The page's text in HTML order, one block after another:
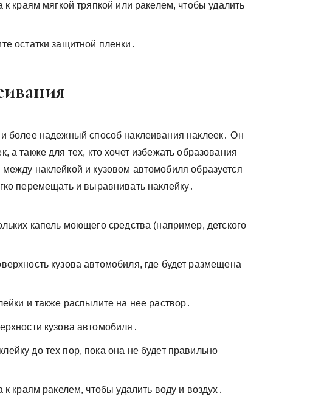
к краям мягкой тряпкой или ракелем, чтобы удалить
остатки защитной пленки․
более надежный способ наклеивания наклеек․ Он
а также для тех, кто хочет избежать образования
наклейкой и кузовом автомобиля образуется
перемещать и выравнивать наклейку․
капель моющего средства (например, детского
кузова автомобиля, где будет размещена
и также распылите на нее раствор․
кузова автомобиля․
до тех пор, пока она не будет правильно
к краям ракелем, чтобы удалить воду и воздух․